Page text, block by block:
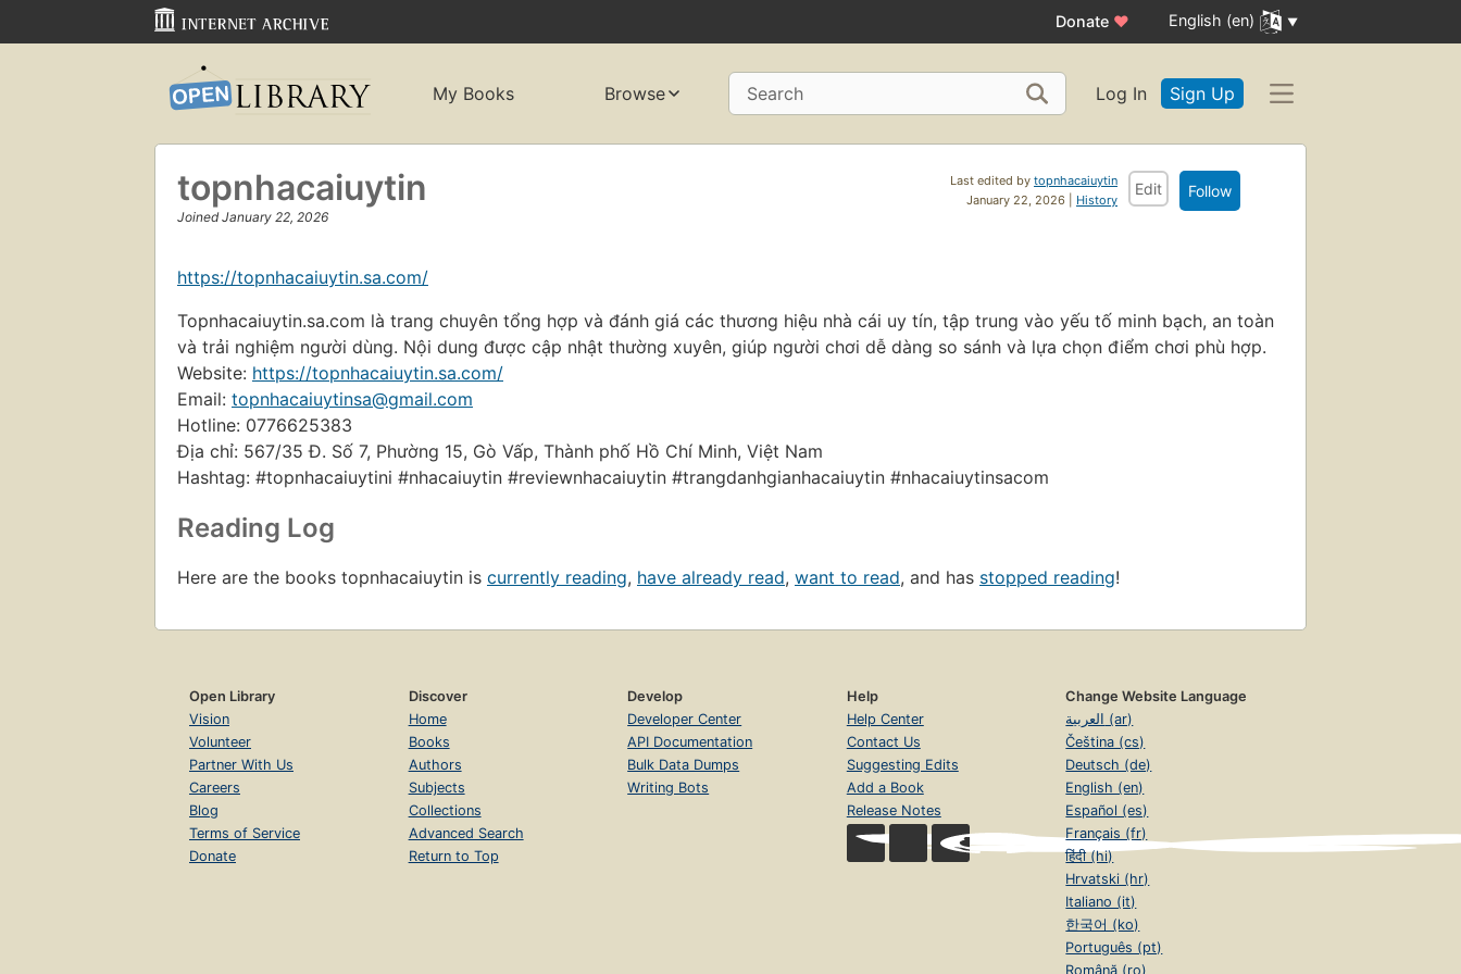
Donate ♥ English (en)
My Books Browse Search Log In Sign Up
Follow
Last edited by topnhacaiuytin
January 22, 2026 | History
Edit
topnhacaiuytin
Joined January 22, 2026
https://topnhacaiuytin.sa.com/
Topnhacaiuytin.sa.com là trang chuyên tổng hợp và đánh giá các thương hiệu nhà cái uy tín, tập trung vào yếu tố minh bạch, an toàn
và trải nghiệm người dùng. Nội dung được cập nhật thường xuyên, giúp người chơi dễ dàng so sánh và lựa chọn điểm chơi phù hợp.
Website: https://topnhacaiuytin.sa.com/
Email: topnhacaiuytinsa@gmail.com
Hotline: 0776625383
Địa chỉ: 567/35 Đ. Số 7, Phường 15, Gò Vấp, Thành phố Hồ Chí Minh, Việt Nam
Hashtag: #topnhacaiuytini #nhacaiuytin #reviewnhacaiuytin #trangdanhgianhacaiuytin #nhacaiuytinsacom
Reading Log
Here are the books topnhacaiuytin is currently reading, have already read, want to read, and has stopped reading!
Open Library
Vision
Volunteer
Partner With Us
Careers
Blog
Terms of Service
Donate
Discover
Home
Books
Authors
Subjects
Collections
Advanced Search
Return to Top
Develop
Developer Center
API Documentation
Bulk Data Dumps
Writing Bots
Help
Help Center
Contact Us
Suggesting Edits
Add a Book
Release Notes
Change Website Language
العربية (ar)
Čeština (cs)
Deutsch (de)
English (en)
Español (es)
Français (fr)
हिंदी (hi)
Hrvatski (hr)
Italiano (it)
한국어 (ko)
Português (pt)
Română (ro)